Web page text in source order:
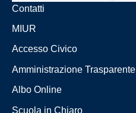
Contatti
MIUR
Accesso Civico
Amministrazione Trasparente
Albo Online
Scuola in Chiaro